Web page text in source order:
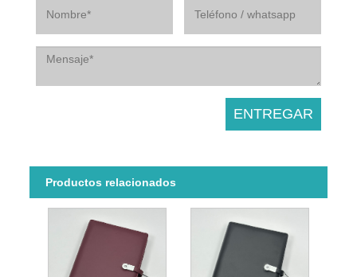
Productos relacionados